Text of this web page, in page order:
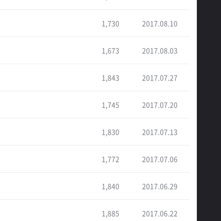
1,730 2017.08.10
1,673 2017.08.03
1,843 2017.07.27
1,745 2017.07.20
1,830 2017.07.13
1,772 2017.07.06
1,840 2017.06.29
1,885 2017.06.22